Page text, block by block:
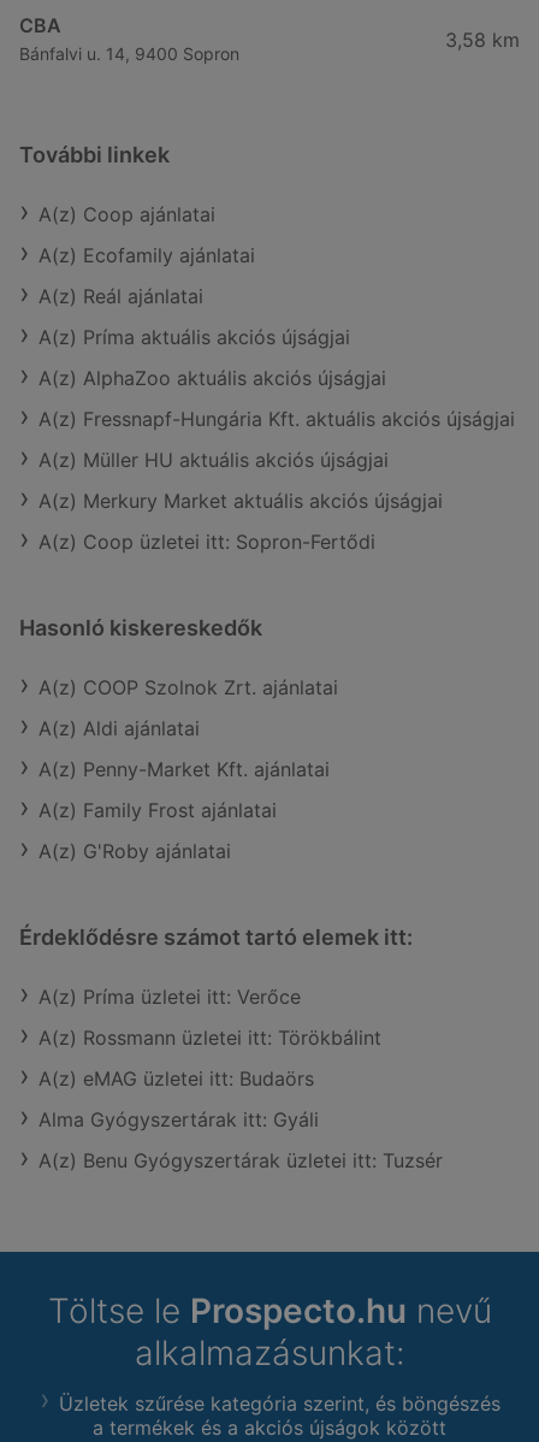
CBA
Bánfalvi u. 14, 9400 Sopron
3,58 km
További linkek
A(z) Coop ajánlatai
A(z) Ecofamily ajánlatai
A(z) Reál ajánlatai
A(z) Príma aktuális akciós újságjai
A(z) AlphaZoo aktuális akciós újságjai
A(z) Fressnapf-Hungária Kft. aktuális akciós újságjai
A(z) Müller HU aktuális akciós újságjai
A(z) Merkury Market aktuális akciós újságjai
A(z) Coop üzletei itt: Sopron-Fertődi
Hasonló kiskereskedők
A(z) COOP Szolnok Zrt. ajánlatai
A(z) Aldi ajánlatai
A(z) Penny-Market Kft. ajánlatai
A(z) Family Frost ajánlatai
A(z) G'Roby ajánlatai
Érdeklődésre számot tartó elemek itt:
A(z) Príma üzletei itt: Verőce
A(z) Rossmann üzletei itt: Törökbálint
A(z) eMAG üzletei itt: Budaörs
Alma Gyógyszertárak itt: Gyáli
A(z) Benu Gyógyszertárak üzletei itt: Tuzsér
Töltse le Prospecto.hu nevű
alkalmazásunkat:
Üzletek szűrése kategória szerint, és böngészés
a termékek és a akciós újságok között